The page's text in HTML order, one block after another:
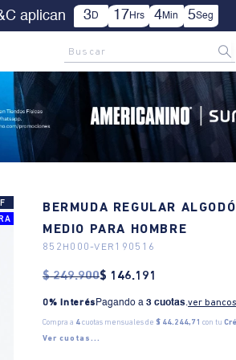
| Aplica TYC.
Buscar
BERMUDA REGULAR
MEDIO PARA HOMBRE
852H000-VER190516
$ 249.900$ 146.191
0% Interés Pagando a3 cuotas.ver
Compra a 4cuotas mensuales de $ 44.244,71 con tu
Ver cuotas...